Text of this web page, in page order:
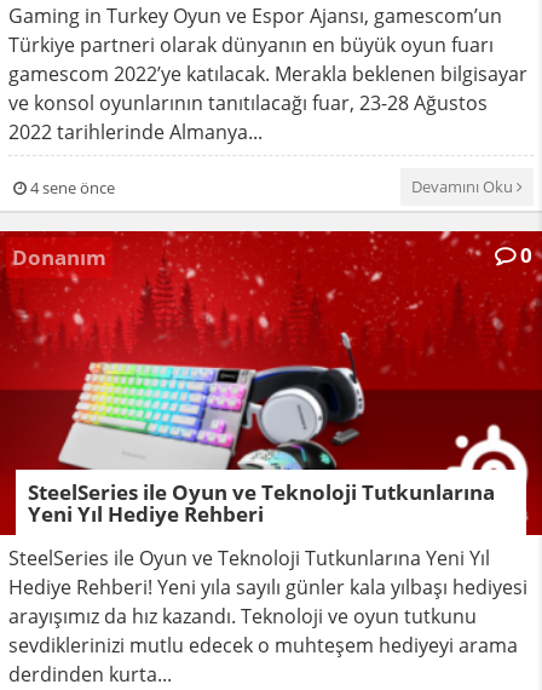
Gaming in Turkey Oyun ve Espor Ajansı, gamescom’un
Türkiye partneri olarak dünyanın en büyük oyun fuarı
gamescom 2022’ye katılacak. Merakla beklenen bilgisayar
ve konsol oyunlarının tanıtılacağı fuar, 23-28 Ağustos
2022 tarihlerinde Almanya...
Devamını Oku
4 sene önce
SteelSeries ile Oyun ve Teknoloji Tutkunlarına
Yeni Yıl Hediye Rehberi
Donanım 0
SteelSeries ile Oyun ve Teknoloji Tutkunlarına Yeni Yıl
Hediye Rehberi! Yeni yıla sayılı günler kala yılbaşı hediyesi
arayışımız da hız kazandı. Teknoloji ve oyun tutkunu
sevdiklerinizi mutlu edecek o muhteşem hediyeyi arama
derdinden kurta...